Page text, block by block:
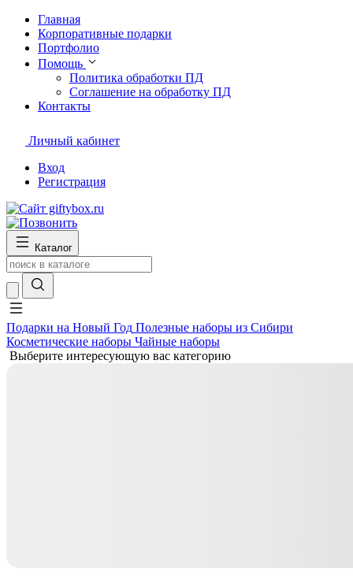
Главная
Корпоративные подарки
Портфолио
Помощь
Политика обработки ПД
Соглашение на обработку ПД
Контакты
Личный кабинет
Вход
Регистрация
Каталог
Подарки на Новый Год Полезные наборы из Сибири
Косметические наборы Чайные наборы
Выберите интересующую вас категорию